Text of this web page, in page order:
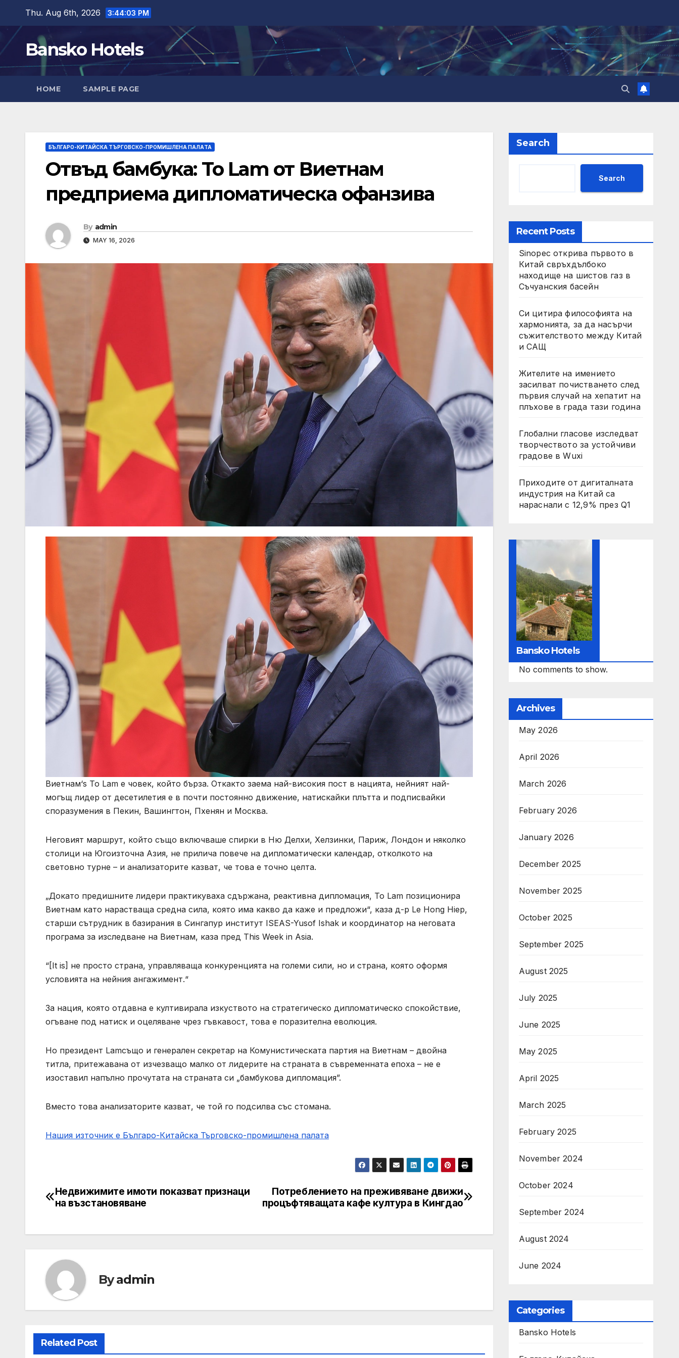
content
Thu. Aug 6th, 2026 3:44:05 PM
Bansko Hotels
HOME SAMPLE PAGE
БЪЛГАРО-КИТАЙСКА ТЪРГОВСКО-ПРОМИШЛЕНА ПАЛAТА
Отвъд бамбука: To Lam от Виетнам
предприема дипломатическа офанзива
By admin
MAY 16, 2026
Виетнам‘s To Lam е човек, който бърза. Откакто заема най-високия пост в нацията, нейният най-
могъщ лидер от десетилетия е в почти постоянно движение, натискайки плътта и подписвайки
споразумения в Пекин, Вашингтон, Пхенян и Москва.
Неговият маршрут, който също включваше спирки в Ню Делхи, Хелзинки, Париж, Лондон и няколко
столици на Югоизточна Азия, не прилича повече на дипломатически календар, отколкото на
световно турне – и анализаторите казват, че това е точно целта.
„Докато предишните лидери практикуваха сдържана, реактивна дипломация, To Lam позиционира
Виетнам като нарастваща средна сила, която има какво да каже и предложи“, каза д-р Le Hong Hiep,
старши сътрудник в базирания в Сингапур институт ISEAS-Yusof Ishak и координатор на неговата
програма за изследване на Виетнам, каза пред This Week in Asia.
“[It is] не просто страна, управляваща конкуренцията на големи сили, но и страна, която оформя
условията на нейния ангажимент.“
За нация, която отдавна е култивирала изкуството на стратегическо дипломатическо спокойствие,
огъване под натиск и оцеляване чрез гъвкавост, това е поразителна еволюция.
Но президент Lamсъщо и генерален секретар на Комунистическата партия на Виетнам – двойна
титла, притежавана от изчезващо малко от лидерите на страната в съвременната епоха – не е
изоставил напълно прочутата на страната си „бамбукова дипломация”.
Вместо това анализаторите казват, че той го подсилва със стомана.
Нашия източник е Българо-Китайска Търговско-промишлена палaта
Post
Потреблението на преживяване движи
процъфтяващата кафе култура в Кингдао
Недвижимите имоти показват признаци
на възстановяване
Byadmin
Related Post
Search
Search
Recent Posts
Sinopec открива първото в
Китай свръхдълбоко
находище на шистов газ в
Съчуанския басейн
Си цитира философията на
хармонията, за да насърчи
съжителството между Китай
и САЩ
Жителите на имението
засилват почистването след
първия случай на хепатит на
плъхове в града тази година
Глобални гласове изследват
творчеството за устойчиви
градове в Wuxi
Приходите от дигиталната
индустрия на Китай са
нараснали с 12,9% през Q1
Bansko Hotels
No comments to show.
Archives
May 2026
April 2026
March 2026
February 2026
January 2026
December 2025
November 2025
October 2025
September 2025
August 2025
July 2025
June 2025
May 2025
April 2025
March 2025
February 2025
November 2024
October 2024
September 2024
August 2024
June 2024
Categories
Bansko Hotels